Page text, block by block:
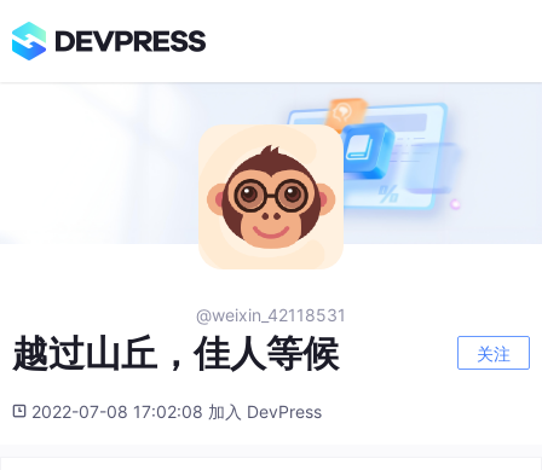
@weixin_42118531
越过山丘，佳人等候 关注
2022-07-08 17:02:08 加入 DevPress